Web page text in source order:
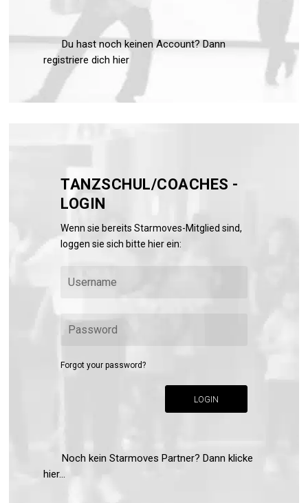
Du hast noch keinen Account? Dann
registriere dich hier
TANZSCHUL/COACHES -
LOGIN
Wenn sie bereits Starmoves-Mitglied sind,
loggen sie sich bitte hier ein:
Forgot your password?
LOGIN
Noch kein Starmoves Partner? Dann klicke
hier...